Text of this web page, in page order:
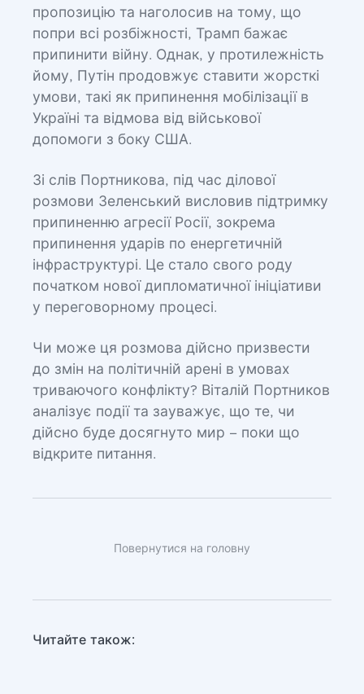
пропозицію та наголосив на тому, що
попри всі розбіжності, Трамп бажає
припинити війну. Однак, у протилежність
йому, Путін продовжує ставити жорсткі
умови, такі як припинення мобілізації в
Україні та відмова від військової
допомоги з боку США.
Зі слів Портникова, під час ділової
розмови Зеленський висловив підтримку
припиненню агресії Росії, зокрема
припинення ударів по енергетичній
інфраструктурі. Це стало свого роду
початком нової дипломатичної ініціативи
у переговорному процесі.
Чи може ця розмова дійсно призвести
до змін на політичній арені в умовах
триваючого конфлікту? Віталій Портников
аналізує події та зауважує, що те, чи
дійсно буде досягнуто мир – поки що
відкрите питання.
Повернутися на головну
Читайте також: